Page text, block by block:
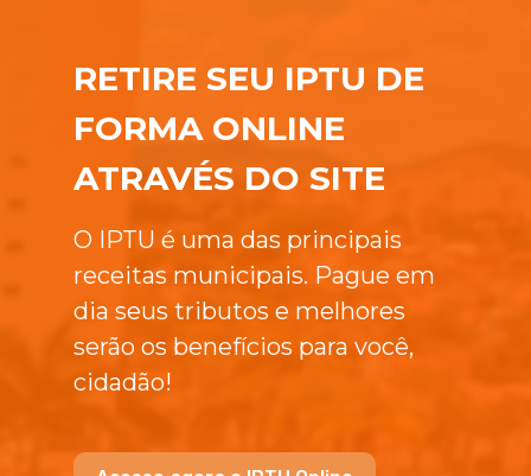
RETIRE SEU IPTU DE
FORMA ONLINE
ATRAVÉS DO SITE
O IPTU é uma das principais
receitas municipais. Pague em
dia seus tributos e melhores
serão os benefícios para você,
cidadão!